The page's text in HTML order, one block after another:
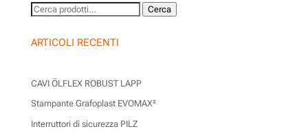
Cerca: Cerca
ARTICOLI RECENTI
CAVI ÖLFLEX ROBUST LAPP
Stampante Grafoplast EVOMAX²
Interruttori di sicurezza PILZ